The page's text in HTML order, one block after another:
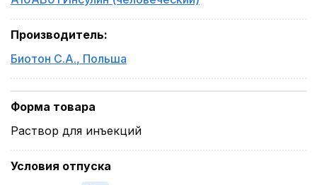
Производитель:
Биотон С.А., Польша
Форма товара
Раствор для инъекций
Условия отпуска